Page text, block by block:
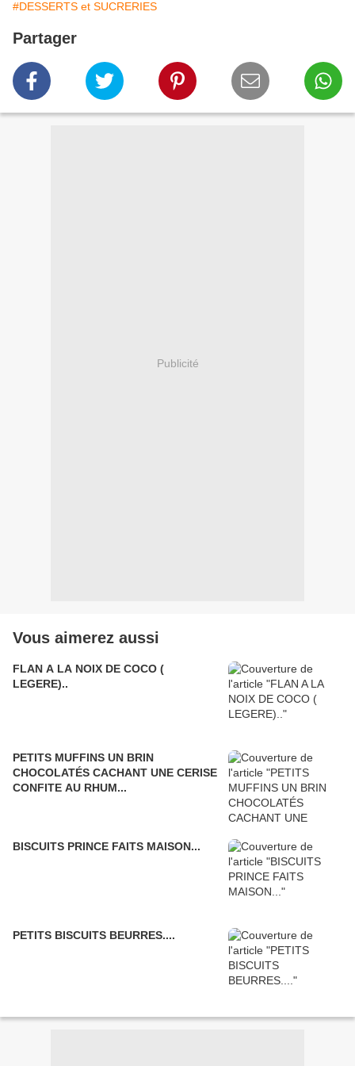
#DESSERTS et SUCRERIES
Partager
Publicité
Vous aimerez aussi
FLAN A LA NOIX DE COCO (
LEGERE)..
PETITS MUFFINS UN BRIN
CHOCOLATÉS CACHANT UNE CERISE
CONFITE AU RHUM...
BISCUITS PRINCE FAITS MAISON...
PETITS BISCUITS BEURRES....